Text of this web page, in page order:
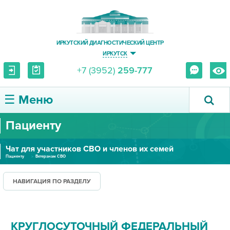
ИРКУТСКИЙ ДИАГНОСТИЧЕСКИЙ ЦЕНТР
ИРКУТСК
+7 (3952) 259-777
☰ Меню
О ЦЕНТРЕ
УСЛУГИ И ЦЕНЫ
ПАЦИЕНТУ
Пациенту
Чат для участников СВО и членов их семей
Пациенту Ветеранам СВО
НАВИГАЦИЯ ПО РАЗДЕЛУ
КРУГЛОСУТОЧНЫЙ ФЕДЕРАЛЬНЫЙ